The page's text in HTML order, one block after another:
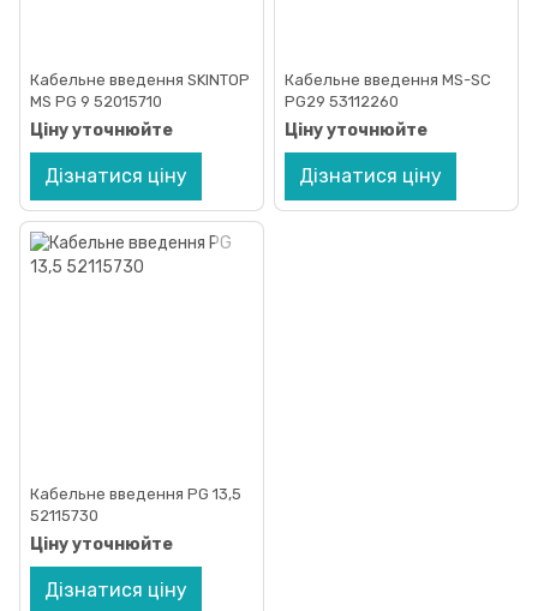
Кабельне введення SKINTOP
MS PG 9 52015710
Ціну уточнюйте
Дізнатися ціну
Кабельне введення MS-SC
PG29 53112260
Ціну уточнюйте
Дізнатися ціну
Кабельне введення PG 13,5
52115730
Ціну уточнюйте
Дізнатися ціну